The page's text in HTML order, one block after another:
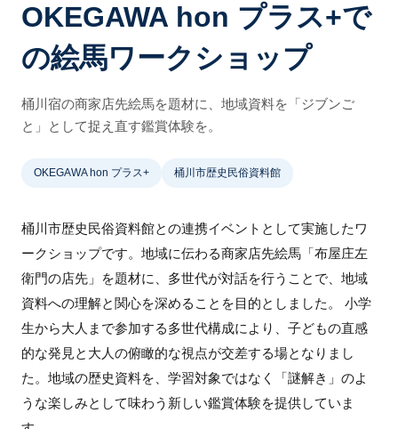
OKEGAWA hon プラス+で
の絵馬ワークショップ
桶川宿の商家店先絵馬を題材に、地域資料を「ジブンご
と」として捉え直す鑑賞体験を。
OKEGAWA hon プラス+ 桶川市歴史民俗資料館
桶川市歴史民俗資料館との連携イベントとして実施したワ
ークショップです。地域に伝わる商家店先絵馬「布屋庄左
衛門の店先」を題材に、多世代が対話を行うことで、地域
資料への理解と関心を深めることを目的としました。 小学
生から大人まで参加する多世代構成により、子どもの直感
的な発見と大人の俯瞰的な視点が交差する場となりまし
た。地域の歴史資料を、学習対象ではなく「謎解き」のよ
うな楽しみとして味わう新しい鑑賞体験を提供していま